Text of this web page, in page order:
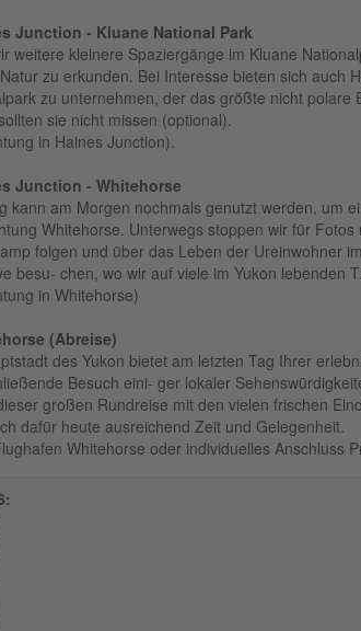
Junction - Kluane National Park
weitere kleinere Spaziergänge im Kluane
zu erkunden. Bei Interesse bieten sich
zu unternehmen, der das größte nicht
sie nicht missen (optional).
in Haines Junction).
Junction - Whitehorse
kann am Morgen nochmals genutzt werden, um
Whitehorse. Unterwegs stoppen wir für
folgen und über das Leben der Ureinwohner
besu- chen, wo wir auf viele im Yukon lebenden
in Whitehorse)
(Abreise)
des Yukon bietet am letzten Tag Ihrer
Besuch eini- ger lokaler
großen Rundreise mit den vielen frischen
dafür heute ausreichend Zeit und Gelegenheit.
Whitehorse oder individuelles Anschluss